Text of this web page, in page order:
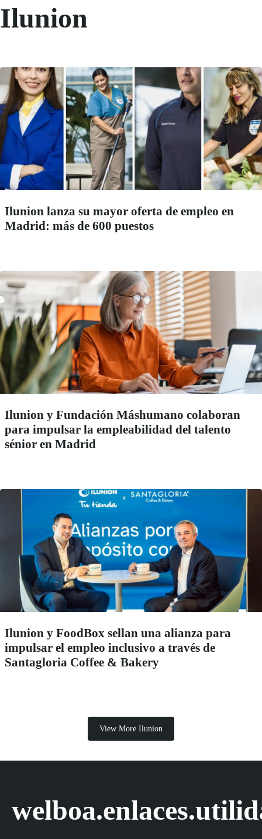
Ilunion
Ilunion lanza su mayor oferta de empleo en
Madrid: más de 600 puestos
Ilunion y Fundación Máshumano colaboran
para impulsar la empleabilidad del talento
sénior en Madrid
Ilunion y FoodBox sellan una alianza para
impulsar el empleo inclusivo a través de
Santagloria Coffee & Bakery
View More Ilunion